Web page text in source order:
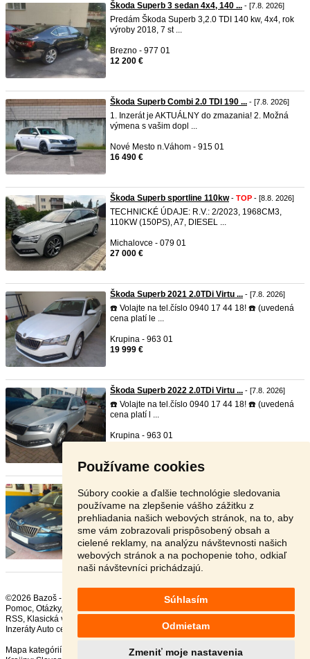
Používame cookies
Súbory cookie a ďalšie technológie sledovania
používame na zlepšenie vášho zážitku z
prehliadania našich webových stránok, na to, aby
sme vám zobrazovali prispôsobený obsah a
cielené reklamy, na analýzu návštevnosti našich
webových stránok a na pochopenie toho, odkiaľ
naši návštevníci prichádzajú.
Súhlasím
Odmietam
Zmeniť moje nastavenia
Škoda Superb 3 sedan 4x4, 140 ... - [7.8. 2026]
Predám Škoda Superb 3,2.0 TDI 140 kw, 4x4, rok
výroby 2018, 7 st ...
Brezno - 977 01
12 200 €
Škoda Superb Combi 2.0 TDI 190 ... - [7.8. 2026]
1. Inzerát je AKTUÁLNY do zmazania! 2. Možná
výmena s vašim dopl ...
Nové Mesto n.Váhom - 915 01
16 490 €
Škoda Superb sportline 110kw- TOP - [8.8. 2026]
TECHNICKÉ ÚDAJE: R.V.: 2/2023, 1968CM3,
110KW (150PS), A7, DIESEL ...
Michalovce - 079 01
27 000 €
Škoda Superb 2021 2.0TDi Virtu ... - [7.8. 2026]
☎️ Volajte na tel.číslo 0940 17 44 18! ☎️ (uvedená
cena platí le ...
Krupina - 963 01
19 999 €
Škoda Superb 2022 2.0TDi Virtu ... - [7.8. 2026]
☎️ Volajte na tel.číslo 0940 17 44 18! ☎️ (uvedená
cena platí l ...
Krupina - 963 01
☎️ Volajte na tel.číslo 0940 17 44 18! ☎️ (uvedená
cena platí le ...
Krupina - 963 01
15 990 €
©2026 Bazoš -
Pomoc, Otázky, Hodnotenie
RSS,
Inzeráty Auto celkom:
, za 24 hodín:11867
Mapa kategórií
Najvyhľadávanejšie výrazy